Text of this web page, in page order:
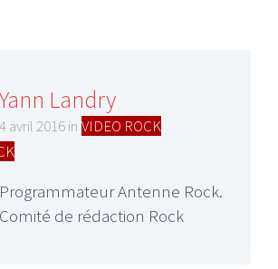
Yann Landry
4 avril 2016 in VIDEO ROCK
Programmateur Antenne Rock.
Comité de rédaction Rock